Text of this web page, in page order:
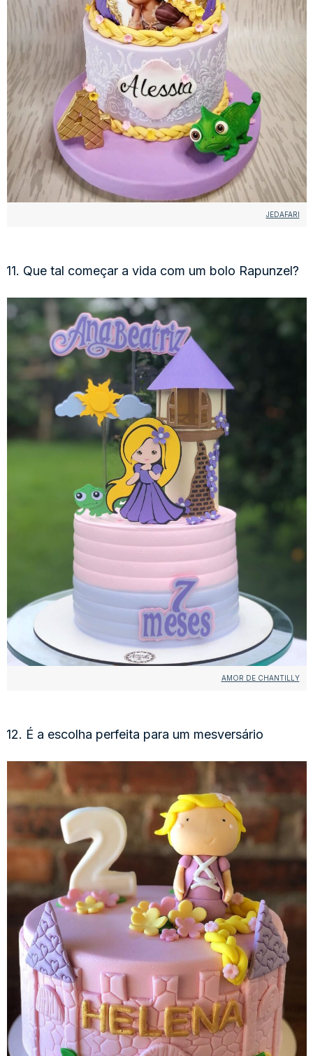
JEDAFARI
11. Que tal começar a vida com um bolo Rapunzel?
AMOR DE CHANTILLY
12. É a escolha perfeita para um mesversário